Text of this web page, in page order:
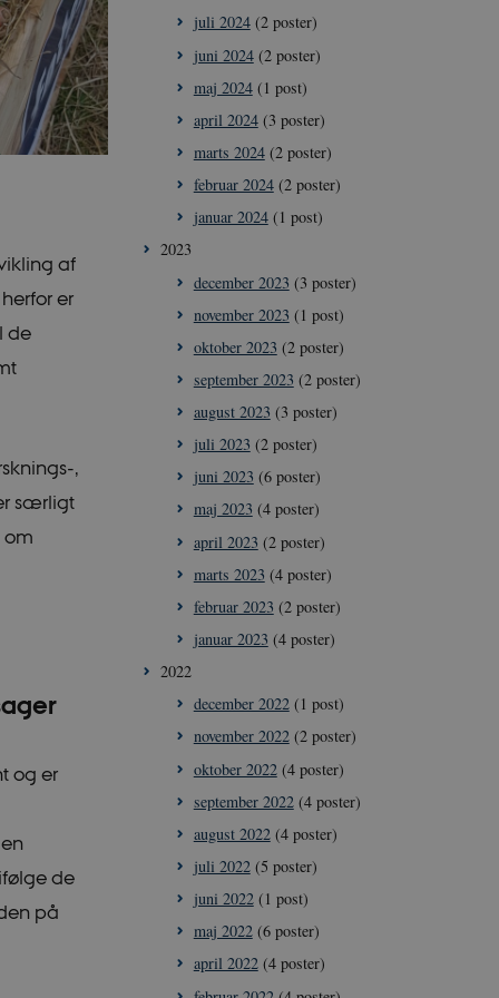
af
er
de
,
særligt
om
og er
de
på
juli 2024(2 poster)
juni 2024(2 poster)
maj 2024(1 post)
april 2024(3 poster)
marts 2024(2 poster)
februar 2024(2 poster)
januar 2024(1 post)
2023
december 2023 (3 poster)
november 2023 (1 post)
oktober 2023 (2 poster)
september 2023 (2 poster)
august 2023 (3 poster)
juli 2023 (2 poster)
juni 2023 (6 poster)
maj 2023 (4 poster)
april 2023 (2 poster)
marts 2023 (4 poster)
februar 2023 (2 poster)
januar 2023 (4 poster)
2022
december 2022(1 post)
november 2022(2 poster)
oktober 2022(4 poster)
september 2022(4 poster)
august 2022(4 poster)
juli 2022(5 poster)
juni 2022(1 post)
maj 2022(6 poster)
april 2022(4 poster)